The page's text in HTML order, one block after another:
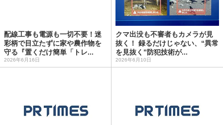
配線工事も電源も一切不要！迷
彩柄で目立たずに家や農作物を
守る『置くだけ簡単「トレ...
2026年6月16日
クマ出没も不審者もカメラが見
抜く！ 録るだけじゃない、“異常
を見抜く”防犯技術が...
2026年6月10日